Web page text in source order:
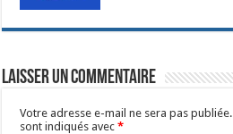
Laisser un commentaire
Votre adresse e-mail ne sera pas publiée.
sont indiqués avec*